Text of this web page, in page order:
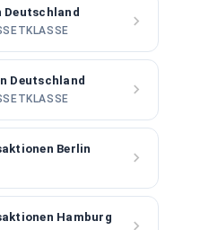
Deutschland
Berlin
Hamburg